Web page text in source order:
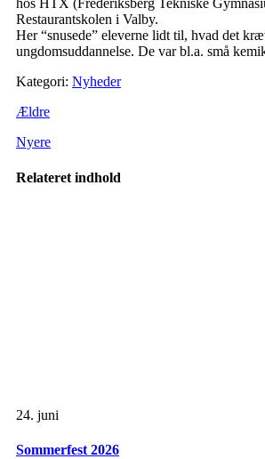
hos HTX (Frederiksberg Tekniske
Restaurantskolen i Valby.
Her “snusede” eleverne lidt til, hvad det
ungdomsuddannelse. De var bl.a. små
Kategori: Nyheder
Ældre
Nyere
Relateret indhold
24. juni
Sommerfest 2026